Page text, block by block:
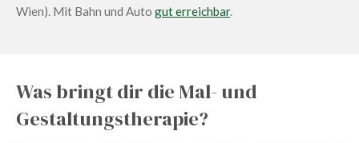
Wien). Mit Bahn und Auto gut erreichbar.
Was bringt dir die Mal- und
Gestaltungstherapie?